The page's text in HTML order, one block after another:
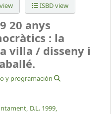
ISBD view
20 anys
: la
villa / disseny i
y programación
D.L. 1999,